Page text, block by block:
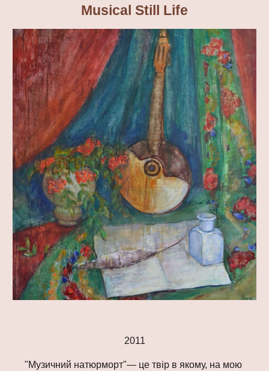
Musical Still Life
2011
"Музичний натюрморт"— це твір в якому, на мою